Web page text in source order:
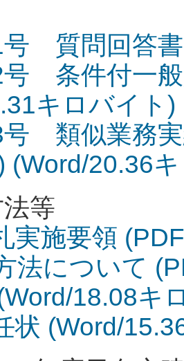
号 質問回答
条件付一
キロバイト)
号 類似業務
(Word/20.36
等
実施要領
法について
18.08キ
状 (Word/